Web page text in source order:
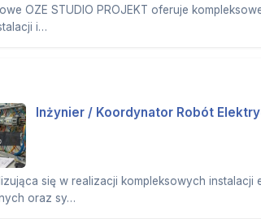
OZE STUDIO PROJEKT oferuje
i…
Inżynier / Koordynator Robót
się w realizacji kompleksowych
oraz sy…